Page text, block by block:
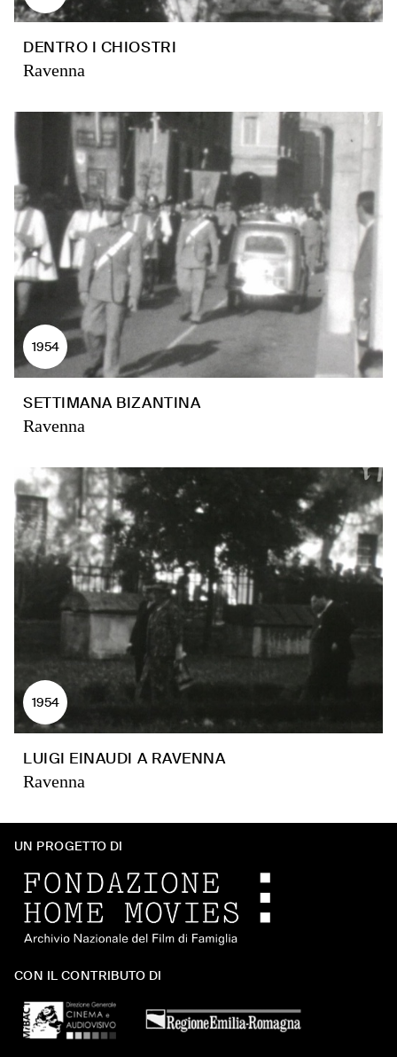
DENTRO I CHIOSTRI
Ravenna
1954
SETTIMANA BIZANTINA
Ravenna
1954
LUIGI EINAUDI A RAVENNA
Ravenna
UN PROGETTO DI
CON IL CONTRIBUTO DI